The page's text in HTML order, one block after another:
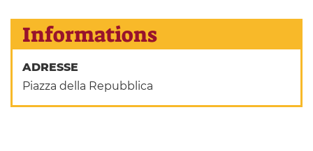
Informations
ADRESSE
Piazza della Repubblica